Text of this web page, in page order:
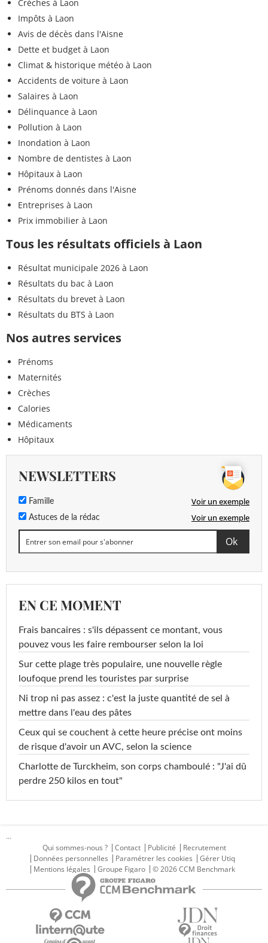
Crèches à Laon
Impôts à Laon
Avis de décès dans l'Aisne
Dette et budget à Laon
Climat & historique météo à Laon
Accidents de voiture à Laon
Salaires à Laon
Délinquance à Laon
Pollution à Laon
Inondation à Laon
Nombre de dentistes à Laon
Hôpitaux à Laon
Prénoms donnés dans l'Aisne
Entreprises à Laon
Prix immobilier à Laon
Tous les résultats officiels à Laon
Résultat municipale 2026 à Laon
Résultats du bac à Laon
Résultats du brevet à Laon
Résultats du BTS à Laon
Nos autres services
Prénoms
Maternités
Crèches
Calories
Médicaments
Hôpitaux
NEWSLETTERS
Famille Voir un exemple
Astuces de la rédac Voir un exemple
EN CE MOMENT
Frais bancaires : s'ils dépassent ce montant, vous
pouvez vous les faire rembourser selon la loi
Sur cette plage très populaire, une nouvelle règle
loufoque prend les touristes par surprise
Ni trop ni pas assez : c'est la juste quantité de sel à
mettre dans l'eau des pâtes
Ceux qui se couchent à cette heure précise ont moins
de risque d'avoir un AVC, selon la science
Charlotte de Turckheim, son corps chamboulé : "J'ai dû
perdre 250 kilos en tout"
...
Qui sommes-nous ?
Contact Publicité
Recrutement
Données personnelles
Paramétrer les cookies
Gérer Utiq
Mentions légales
Groupe Figaro © 2026 CCM Benchmark